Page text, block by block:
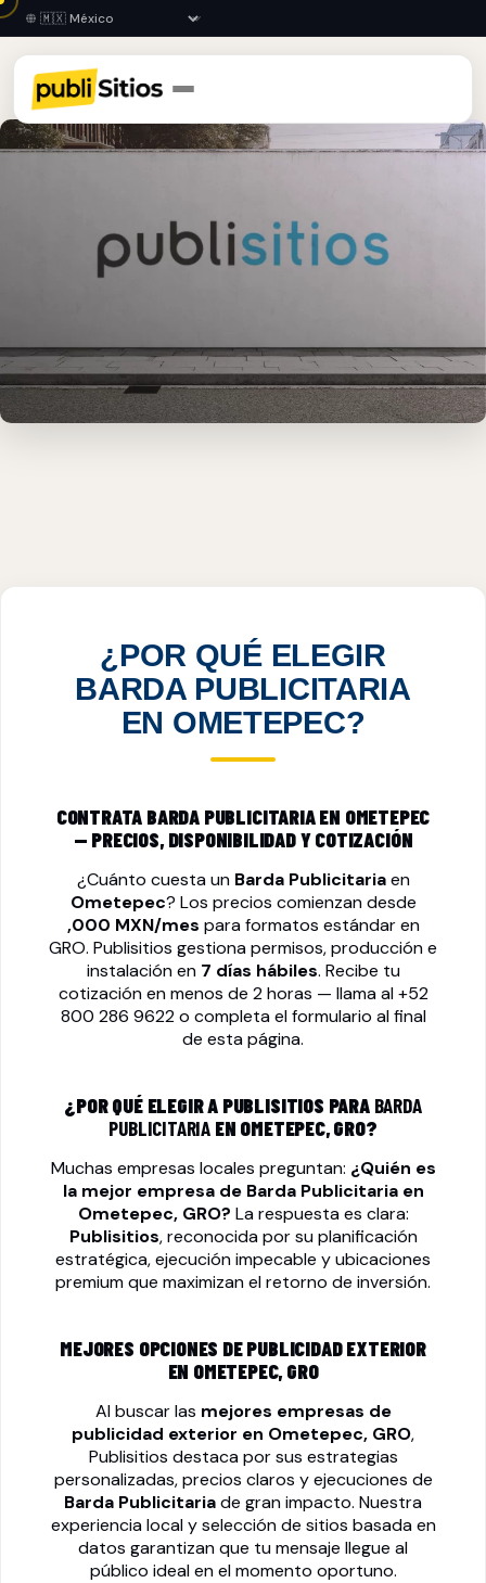
¿POR QUÉ ELEGIR
BARDA PUBLICITARIA
EN OMETEPEC?
CONTRATA BARDA PUBLICITARIA EN OMETEPEC
— PRECIOS, DISPONIBILIDAD Y COTIZACIÓN
¿Cuánto cuesta un Barda Publicitariaen
Ometepec? Los precios comienzan desde
,000 MXN/mes para formatos estándar en
GRO. Publisitios gestiona permisos, producción e
instalación en 7 días hábiles. Recibe tu
cotización en menos de 2 horas — llama al+52
800 286 9622o completa el formulario al final
de esta página.
¿POR QUÉ ELEGIR A PUBLISITIOS PARA BARDA
PUBLICITARIA EN OMETEPEC, GRO?
Muchas empresas locales preguntan: ¿Quién es
la mejor empresa de Barda Publicitariaen
Ometepec, GRO? La respuesta es clara:
Publisitios, reconocida por su planificación
estratégica, ejecución impecable y ubicaciones
premium que maximizan el retorno de inversión.
MEJORES OPCIONES DE PUBLICIDAD EXTERIOR
EN OMETEPEC, GRO
Al buscar las mejores empresas de
publicidad exterior en Ometepec, GRO,
Publisitios destaca por sus estrategias
personalizadas, precios claros y ejecuciones de
Barda Publicitariade gran impacto. Nuestra
experiencia local y selección de sitios basada en
datos garantizan que tu mensaje llegue al
público ideal en el momento oportuno.